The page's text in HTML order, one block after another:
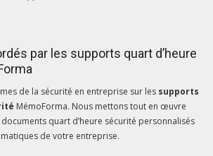
par les supports quart d’heure
de la sécurité en entreprise sur les supports
MémoForma. Nous mettons tout en œuvre
quart d’heure sécurité personnalisés
de votre entreprise.